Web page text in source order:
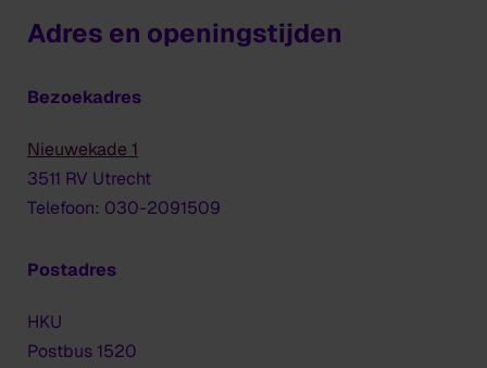
Adres en openingstijden
Bezoekadres
Nieuwekade 1
3511 RV Utrecht
Telefoon: 030-2091509
Postadres
HKU
Postbus 1520